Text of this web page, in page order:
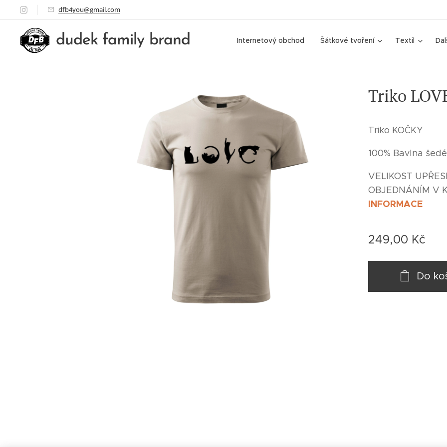
dfb4you@gmail.com
dudek family brand Internetový obchod Šátkové tvoření Textil
Triko
Triko KOČKY
100% Bavlna šedé
VELIKOST
OBJEDNÁNÍM V
INFORMACE
249,00 Kč
Do